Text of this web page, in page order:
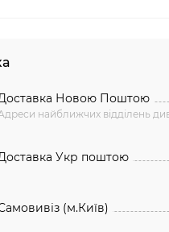
Новою Поштою
найближчих відділень
Укр поштою
(м.Київ)